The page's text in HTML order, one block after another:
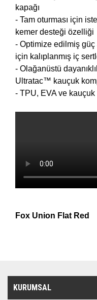
kapağı
- Tam oturması için
kemer desteği özelliği
- Optimize edilmiş güç
için kalıplanmış iç
- Olağanüstü
Ultratac™ kauçuk
- TPU, EVA ve kauçuk
Fox Union Flat Red
KURUMSAL